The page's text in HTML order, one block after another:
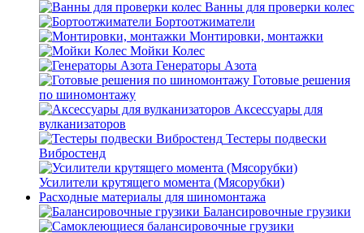
Ванны для проверки колес
Бортоотжиматели
Монтировки, монтажки
Мойки Колес
Генераторы Азота
Готовые решения
по шиномонтажу
Аксессуары для
вулканизаторов
Тестеры подвески
Вибростенд
Усилители крутящего момента (Мясорубки)
Расходные материалы для шиномонтажа
Балансировочные грузики